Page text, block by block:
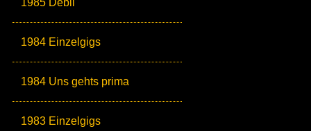
1985 Debil
1984 Einzelgigs
1984 Uns gehts prima
1983 Einzelgigs